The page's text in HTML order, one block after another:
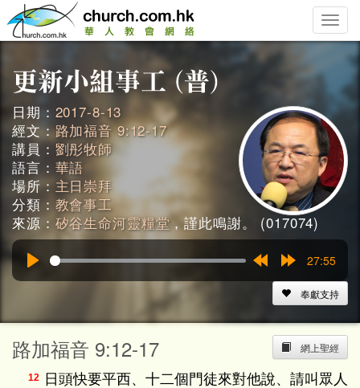
Toggle
日期： 2017-8-13
經文：路加福音 9:12-17
講員：劉彤牧師
語言： 華語
場所： 主日崇拜
分類： 教會事工
來源： 矽谷生命河靈糧堂，謹此鳴謝。 (017074)
15s
27:55
奉獻支持
網上聖經
路加福音 9:12-17
12
日頭快要平西、十二個門徒來對他說、請叫眾人